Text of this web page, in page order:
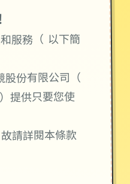
服務（ 以下簡
股份有限公司（
提供只要您使
請詳閱本條款